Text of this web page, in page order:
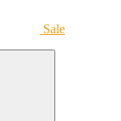
Sale